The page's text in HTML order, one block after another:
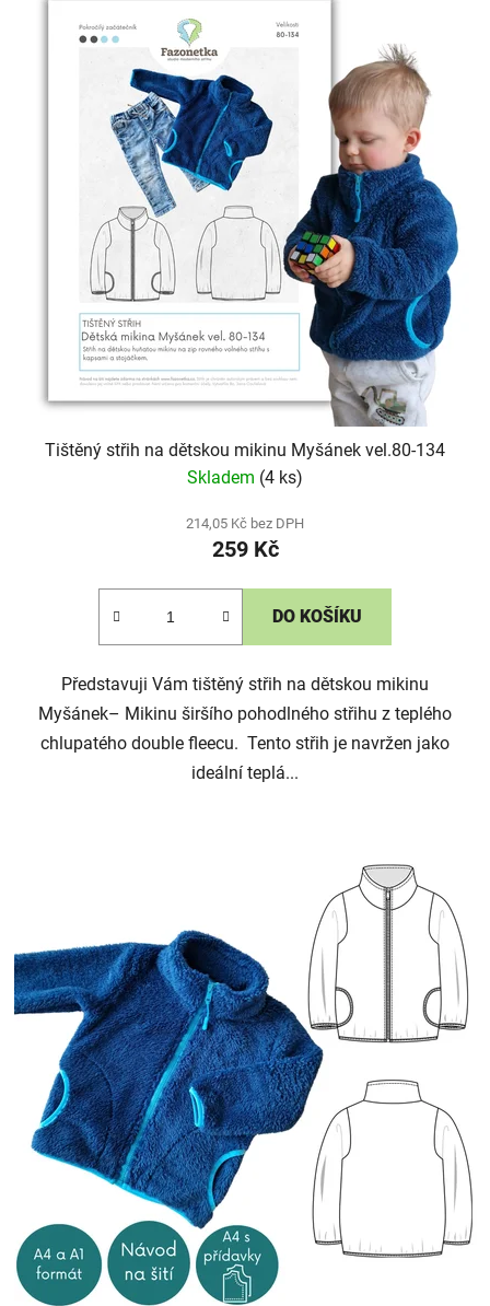
Tištěný střih na dětskou mikinu Myšánek vel.80-134
Skladem (4 ks)
214,05 Kč bez DPH
259 Kč
DO KOŠÍKU
Představuji Vám tištěný střih na dětskou mikinu
Myšánek– Mikinu širšího pohodlného střihu z teplého
chlupatého double fleecu. Tento střih je navržen jako
ideální teplá...